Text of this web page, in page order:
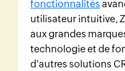
fonctionnalités
utilisateur intuitive,
aux grandes
technologie et de
d'autres solutions